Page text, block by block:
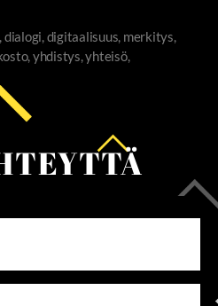
dialogi digitaalisuus merkitys
, yhdistys ,yhteisö,